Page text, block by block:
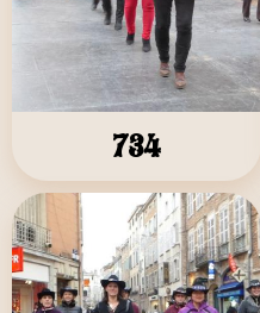
734